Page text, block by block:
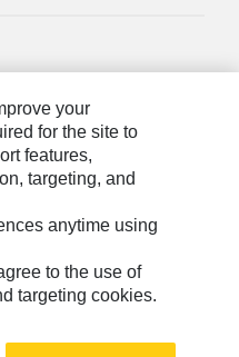
your
for the site to
features,
targeting, and
anytime using
to the use of
targeting cookies.